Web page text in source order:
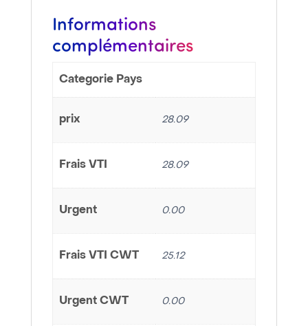
Informations
complémentaires
Categorie Pays
prix 28.09
Frais VTI 28.09
Urgent 0.00
Frais VTI CWT 25.12
Urgent CWT 0.00